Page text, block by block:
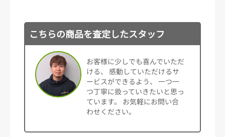
こちらの商品を査定したスタッフ
お客様に少しでも喜んでいただ
ける、 感動していただけるサ
ービスができるよう、 一つ一
つ丁寧に扱っていきたいと思っ
ています。 お気軽にお問い合
わせください。